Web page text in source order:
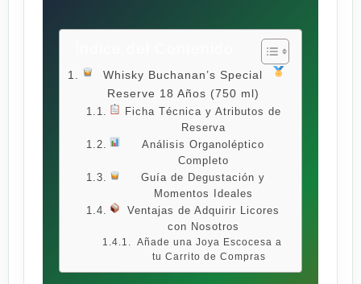
Whisky Buchanan’s Special
Reserve 18 Años (750 ml)
Ficha Técnica y Atributos de
Reserva
Análisis Organoléptico
Completo
Guía de Degustación y
Momentos Ideales
Ventajas de Adquirir Licores
con Nosotros
Añade una Joya Escocesa a
tu Carrito de Compras